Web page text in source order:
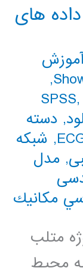
های
آموزش
,
,
, دسته
, شبکه
, مدل
مكانيك
متلب
محیط